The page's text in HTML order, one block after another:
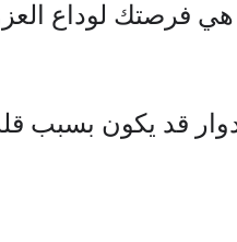
فرصتك لوداع
قد يكون بسبب